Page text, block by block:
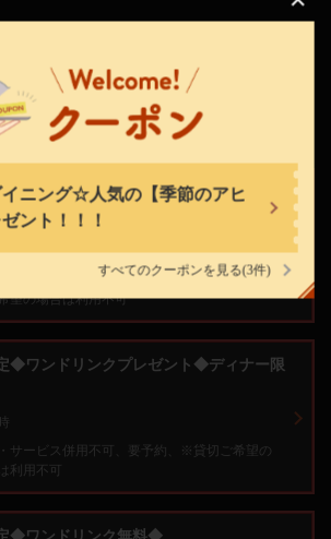
ニング☆人気の【季節のアヒ
ント！！！
すべてのクーポンを見る(3件)
グ☆人気の【季節のアヒージョ】プレゼ
・サービス併用不可、ランチ不可、要予約/※貸
望の場合は利用不可
◆ワンドリンクプレゼント◆ディナー限
サービス併用不可、要予約、※貸切ご希望の
利用不可
１３ １F
閉じる